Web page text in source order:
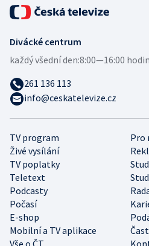
TV program
Pro
Živé vysílání
TV poplatky
Teletext
Podcasty
Počasí
E-shop
Mobilní a TV aplikace
Vše o ČT
Divácké centrum
každý všední den:8:00—16:00 hodin
261 136 113
info@ceskatelevize.cz